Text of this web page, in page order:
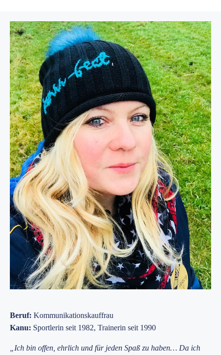
Beruf: Kommunikationskauffrau
Kanu: Sportlerin seit 1982, Trainerin seit 1990
„Ich bin offen, ehrlich und für jeden Spaß zu haben… Da ich